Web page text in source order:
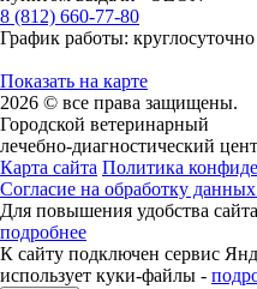
8 (812) 660-77-80
График работы: круглосуточно
Показать на карте
2026 © все права защищены.
Городской ветеринарный
лечебно-диагностический
Карта сайта Политика
Согласие на обработку
Для повышения удобства
подробнее
К сайту подключен сервис
использует куки-файлы -